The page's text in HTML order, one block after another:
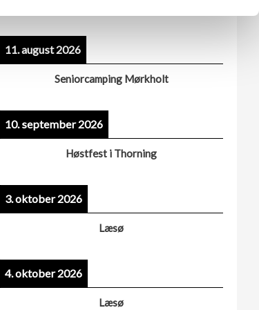
11. august 2026
Seniorcamping Mørkholt
10. september 2026
Høstfest i Thorning
3. oktober 2026
Læsø
4. oktober 2026
Læsø